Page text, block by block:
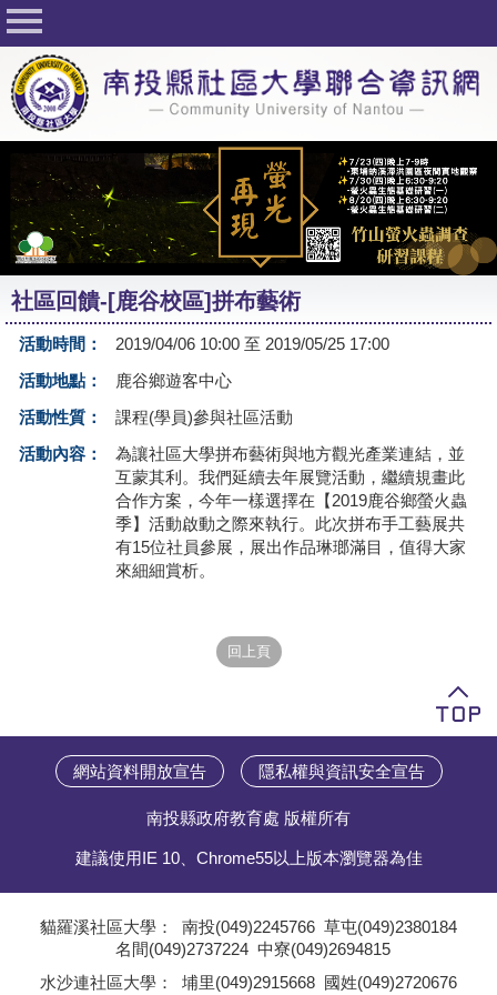
回首頁
關於社大
公佈欄
行事曆
最新活動
活動花絮
課程一覽表
志工與社團
友站連結
社區回饋-[鹿谷校區]拼布藝術
活動時間：
2019/04/06 10:00 至 2019/05/25 17:00
活動地點：
鹿谷鄉遊客中心
活動性質：
課程(學員)參與社區活動
活動內容：
為讓社區大學拼布藝術與地方觀光產業連結，並
互蒙其利。我們延續去年展覽活動，繼續規畫此
合作方案，今年一樣選擇在【2019鹿谷鄉螢火蟲
季】活動啟動之際來執行。此次拼布手工藝展共
有15位社員參展，展出作品琳瑯滿目，值得大家
來細細賞析。
網站資料開放宣告 隱私權與資訊安全宣告
南投縣政府教育處 版權所有
建議使用IE 10、Chrome55以上版本瀏覽器為佳
貓羅溪社區大學： 南投(049)2245766 草屯(049)2380184
名間(049)2737224 中寮(049)2694815
水沙連社區大學： 埔里(049)2915668 國姓(049)2720676